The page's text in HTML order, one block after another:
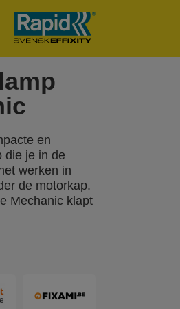
en
die je in de
werken in
de motorkap.
Mechanic klapt
te
van 500 lumen
instelling van
bovenkant